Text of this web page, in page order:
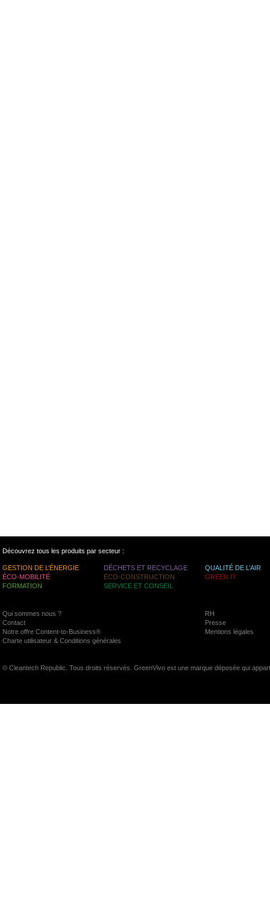
Découvrez tous les produits par secteur :
GESTION DE L’ÉNERGIE DÉCHETS ET RECYCLAGE
QUALITÉ DE L’AIR
ÉCO-MOBILITÉ
ÉCO-CONSTRUCTION
GREEN IT
FORMATION
SERVICE ET CONSEIL
Qui sommes nous ?
RH
Contact
Presse
Notre offre Content-to-Business®
Mentions légales
Charte utilisateur & Conditions générales
© Cleantech Republic. Tous droits réservés. GreenVivo est une marque déposée qui